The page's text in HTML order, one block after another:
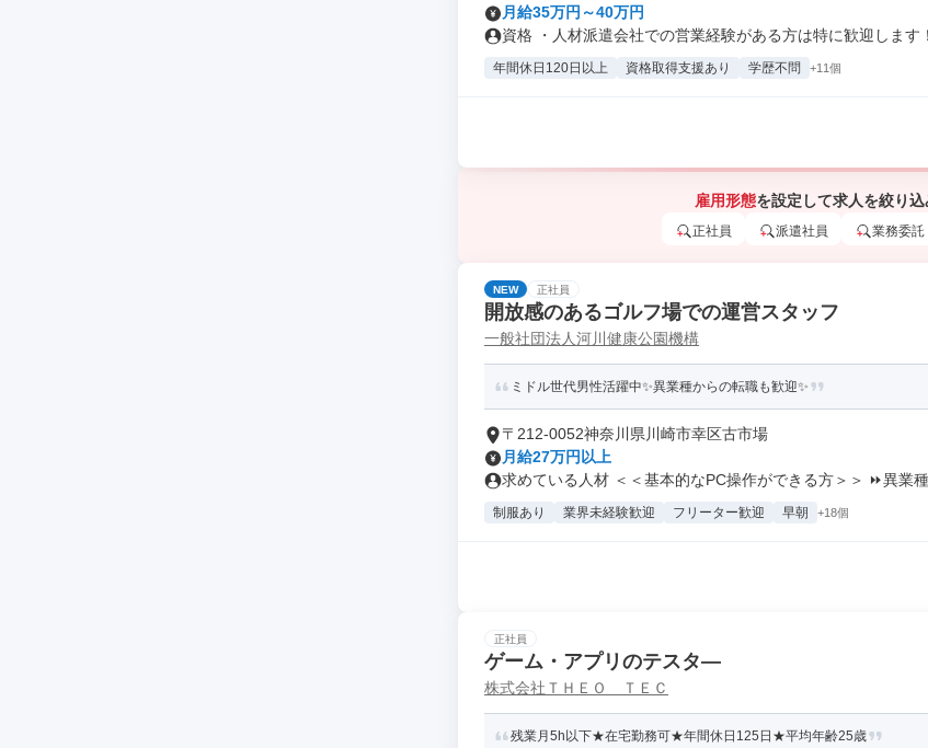
月給35万円～40万円
資格 ・人材派遣会社での営業経験がある方は特に歓迎します
年間休日120日以上 資格取得支援あり 学歴不問 +11個
雇用形態を設定して求人を絞り込
正社員 派遣社員 業務委託
NEW 正社員
開放感のあるゴルフ場での運営スタッフ
一般社団法人河川健康公園機構
ミドル世代男性活躍中✨異業種からの転職も歓迎✨
〒212-0052神奈川県川崎市幸区古市場
月給27万円以上
求めている人材 ＜＜基本的なPC操作ができる方＞＞ ⏩異業種
制服あり 業界未経験歓迎 フリーター歓迎 早朝 +18個
正社員
ゲーム・アプリのテスタ―
株式会社ＴＨＥＯ ＴＥＣ
残業月5h以下★在宅勤務可★年間休日125日★平均年齢25歳